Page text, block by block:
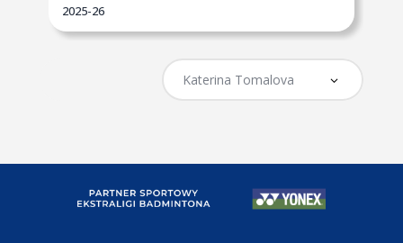
2025-26